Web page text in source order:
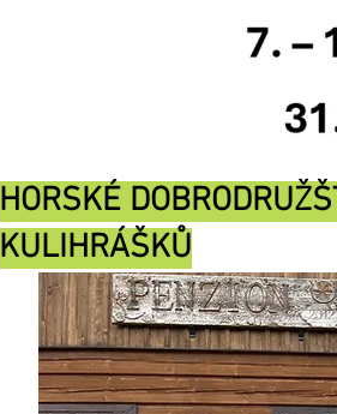
HORSKÉ
KULIHRÁŠKŮ